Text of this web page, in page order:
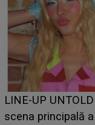
Ce a dezvăluit
luat prin